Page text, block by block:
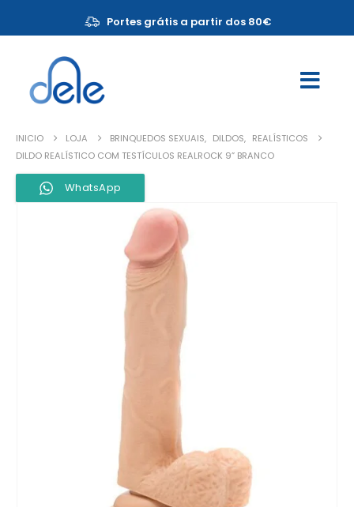
Portes grátis a partir dos 80€
INICIO LOJA BRINQUEDOS SEXUAIS, DILDOS, REALÍSTICOS
DILDO REALÍSTICO COM TESTÍCULOS REALROCK 9” BRANCO
WhatsApp